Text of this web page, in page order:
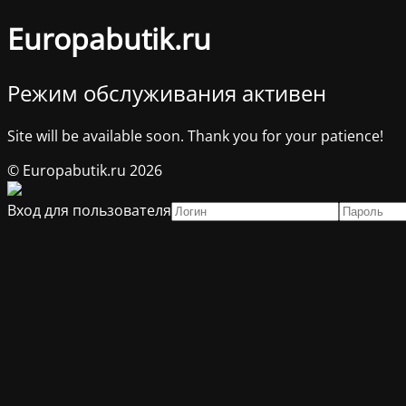
Europabutik.ru
Режим обслуживания активен
Site will be available soon. Thank you for your patience!
© Europabutik.ru 2026
Вход для пользователя